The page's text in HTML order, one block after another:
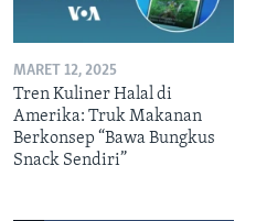
MARET 12, 2025
Tren Kuliner Halal di
Amerika: Truk Makanan
Berkonsep “Bawa Bungkus
Snack Sendiri”